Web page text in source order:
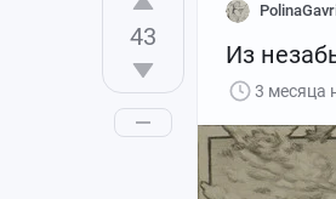
43
Из
3 месяца